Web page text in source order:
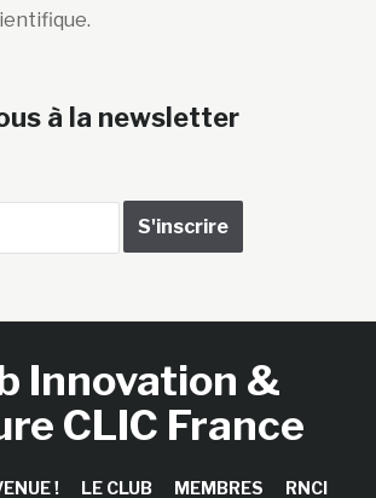
à la newsletter
Innovation &
CLIC France
! LE CLUB MEMBRES RNCI